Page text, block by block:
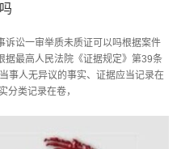
诉讼一审举质未质证可以吗根据案件
据最高人民法院《证据规定》第39条
事人无异议的事实、证据应当记录在
分类记录在卷，